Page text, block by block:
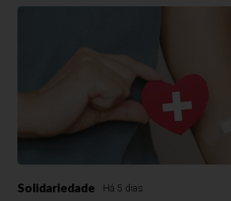
Solidariedade Há 5 dias